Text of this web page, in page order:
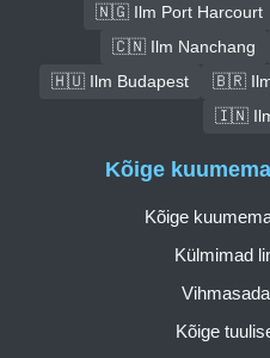
🇳🇬 Ilm Port Harcourt
🇨🇳 Ilm Nanchang
🇭🇺 Ilm Budapest
🇧🇷 Ilm
🇮🇳
Kõige
Kõige
Külmimad
Kõige